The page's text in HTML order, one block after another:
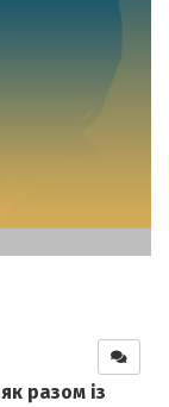
разом із